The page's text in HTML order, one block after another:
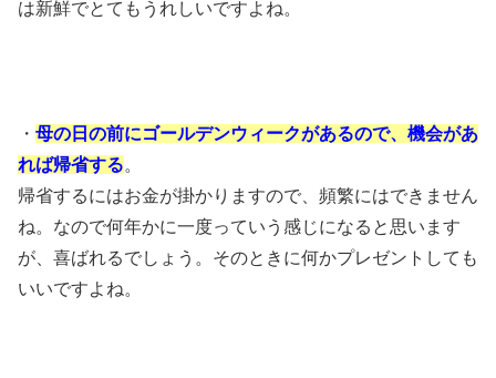
は新鮮でとてもうれしいですよね。
・ 母の日の前にゴールデンウィークがあるので、機会があ
れば帰省する。
帰省するにはお金が掛かりますので、頻繁にはできません
ね。なので何年かに一度っていう感じになると思います
が、喜ばれるでしょう。そのときに何かプレゼントしても
いいですよね。